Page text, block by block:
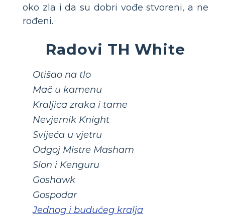
oko zla i da su dobri vođe stvoreni, a ne
rođeni.
Radovi TH White
Otišao na tlo
Mač u kamenu
Kraljica zraka i tame
Nevjernik Knight
Svijeća u vjetru
Odgoj Mistre Masham
Slon i Kenguru
Goshawk
Gospodar
Jednog i budućeg kralja